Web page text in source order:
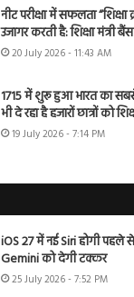
नीट परीक्षा में सफलता “शिक्षा
उजागर करती है: शिक्षा मंत्री बैंस
20 July 2026 - 11:43 AM
1715 में शुरू हुआ भारत का
भी दे रहा है हजारों छात्रों को
19 July 2026 - 7:14 PM
iOS 27 में नई Siri होगी पहले
Gemini को देगी टक्कर
25 July 2026 - 7:52 PM